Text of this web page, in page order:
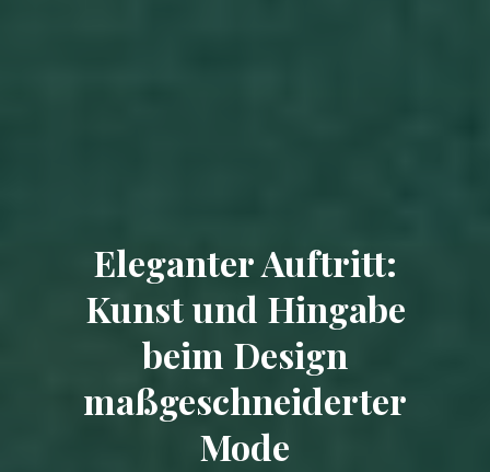
Eleganter Auftritt:
Kunst und Hingabe
beim Design
maßgeschneiderter
Mode